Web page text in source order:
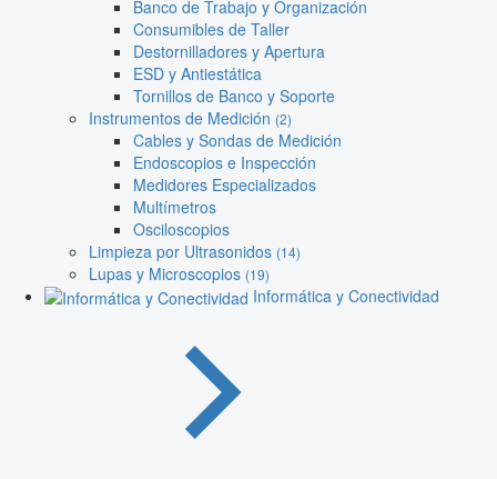
Banco de Trabajo y Organización
Consumibles de Taller
Destornilladores y Apertura
ESD y Antiestática
Tornillos de Banco y Soporte
Instrumentos de Medición (2)
Cables y Sondas de Medición
Endoscopios e Inspección
Medidores Especializados
Multímetros
Osciloscopios
Limpieza por Ultrasonidos (14)
Lupas y Microscopios (19)
Informática y Conectividad